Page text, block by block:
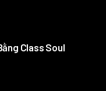
Class Soul